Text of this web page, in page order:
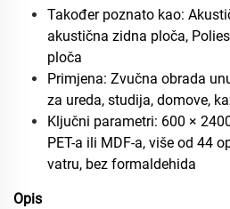
Također poznato kao:
akustična zidna ploča,
ploča
Primjena: Zvučna obrada
za ureda, studija, domove,
Ključni parametri: 600 ×
PET-a ili MDF-a, više od 44
vatru, bez formaldehida
Opis